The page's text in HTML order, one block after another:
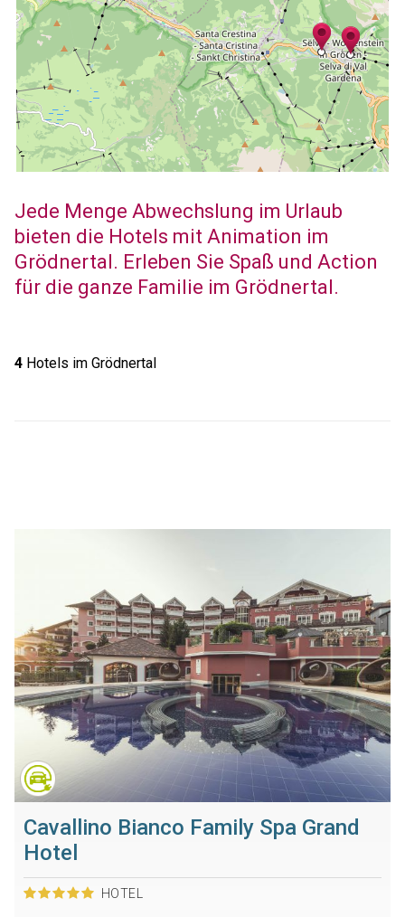
Jede Menge Abwechslung im Urlaub
bieten die Hotels mit Animation im
Grödnertal. Erleben Sie Spaß und Action
für die ganze Familie im Grödnertal.
4Hotels im Grödnertal
Cavallino Bianco Family Spa Grand
Hotel
HOTEL